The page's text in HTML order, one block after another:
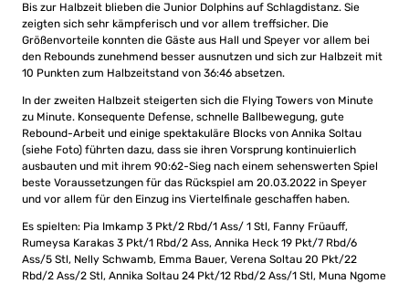
Bis zur Halbzeit blieben die Junior Dolphins auf Schlagdistanz. Sie
zeigten sich sehr kämpferisch und vor allem treffsicher. Die
Größenvorteile konnten die Gäste aus Hall und Speyer vor allem bei
den Rebounds zunehmend besser ausnutzen und sich zur Halbzeit mit
10 Punkten zum Halbzeitstand von 36:46 absetzen.
In der zweiten Halbzeit steigerten sich die Flying Towers von Minute
zu Minute. Konsequente Defense, schnelle Ballbewegung, gute
Rebound-Arbeit und einige spektakuläre Blocks von Annika Soltau
(siehe Foto) führten dazu, dass sie ihren Vorsprung kontinuierlich
ausbauten und mit ihrem 90:62-Sieg nach einem sehenswerten Spiel
beste Voraussetzungen für das Rückspiel am 20.03.2022 in Speyer
und vor allem für den Einzug ins Viertelfinale geschaffen haben.
Es spielten: Pia Imkamp 3 Pkt/2 Rbd/1 Ass/ 1 Stl, Fanny Früauff,
Rumeysa Karakas 3 Pkt/1 Rbd/2 Ass, Annika Heck 19 Pkt/7 Rbd/6
Ass/5 Stl, Nelly Schwamb, Emma Bauer, Verena Soltau 20 Pkt/22
Rbd/2 Ass/2 Stl, Annika Soltau 24 Pkt/12 Rbd/2 Ass/1 Stl, Muna Ngome